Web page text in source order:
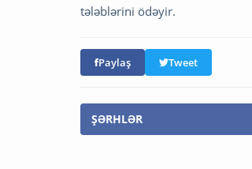
tələblərini ödəyir.
Paylaş Tweet
ŞƏRHLƏR